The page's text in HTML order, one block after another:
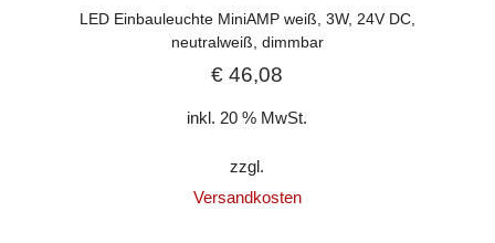
LED Einbauleuchte MiniAMP weiß, 3W, 24V DC,
neutralweiß, dimmbar
€ 46,08
inkl. 20 % MwSt.
zzgl.
Versandkosten